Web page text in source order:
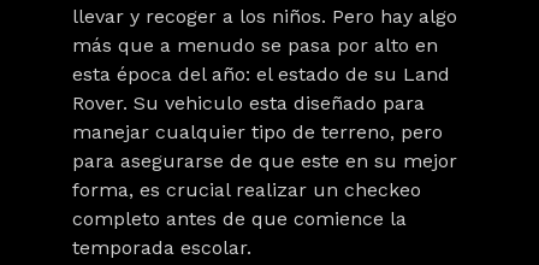
llevar y recoger a los niños. Pero hay algo
más que a menudo se pasa por alto en
esta época del año: el estado de su Land
Rover. Su vehiculo esta diseñado para
manejar cualquier tipo de terreno, pero
para asegurarse de que este en su mejor
forma, es crucial realizar un checkeo
completo antes de que comience la
temporada escolar.